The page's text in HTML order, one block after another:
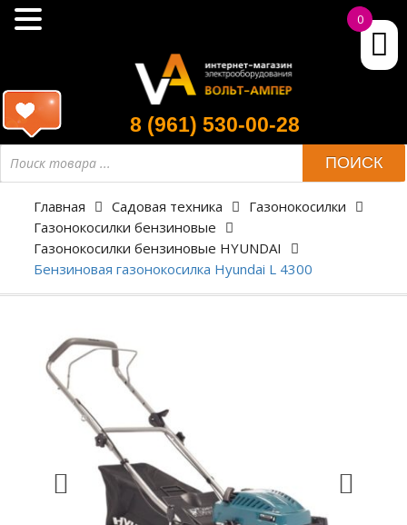
8 (961) 530-00-28
ПОИСК
Главная Садовая техника
Газонокосилки
Газонокосилки бензиновые
Газонокосилки бензиновые HYUNDAI
Бензиновая газонокосилка Hyundai L 4300
0